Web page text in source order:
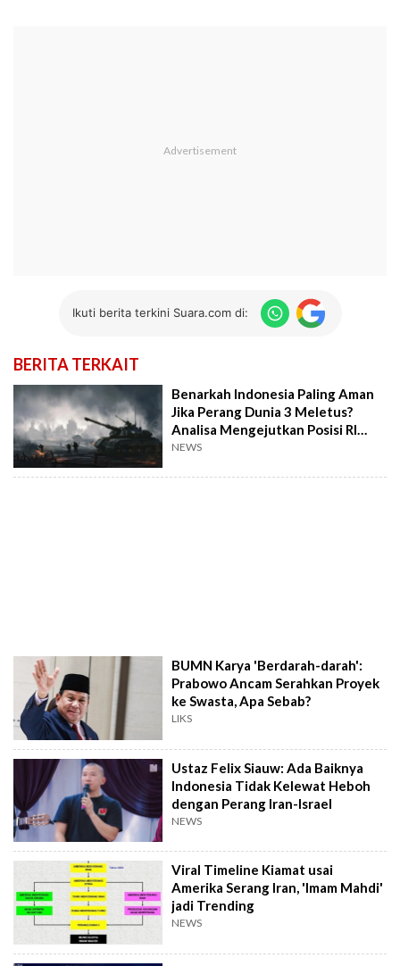
Ikuti berita terkini Suara.com di:
BERITA TERKAIT
Benarkah Indonesia Paling Aman
Jika Perang Dunia 3 Meletus?
Analisa Mengejutkan Posisi RI
Sebenarnya
NEWS
BUMN Karya 'Berdarah-darah':
Prabowo Ancam Serahkan Proyek
ke Swasta, Apa Sebab?
LIKS
Ustaz Felix Siauw: Ada Baiknya
Indonesia Tidak Kelewat Heboh
dengan Perang Iran-Israel
NEWS
Viral Timeline Kiamat usai
Amerika Serang Iran, 'Imam Mahdi'
jadi Trending
NEWS